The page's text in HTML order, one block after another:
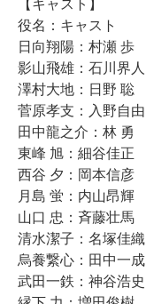
【キャスト】
役名：キャスト
日向翔陽：村瀬 歩
影山飛雄：石川界人
澤村大地：日野 聡
菅原孝支：入野自由
田中龍之介：林 勇
東峰 旭：細谷佳正
西谷 夕：岡本信彦
月島 蛍：内山昂輝
山口 忠：斉藤壮馬
清水潔子：名塚佳織
烏養繋心：田中一成
武田一鉄：神谷浩史